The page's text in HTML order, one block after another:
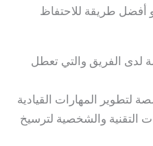
أفضل طريقة للاحتفاظ
لدى الفريق والتي تعطل
المهارات القيادية
التقنية والشخصية لترسيخ